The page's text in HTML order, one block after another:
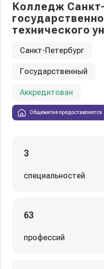
Колледж
технического
Санкт-Петербург
Государственный
Аккредитован
Общежитие предоставляется
3
специальностей
63
профессий